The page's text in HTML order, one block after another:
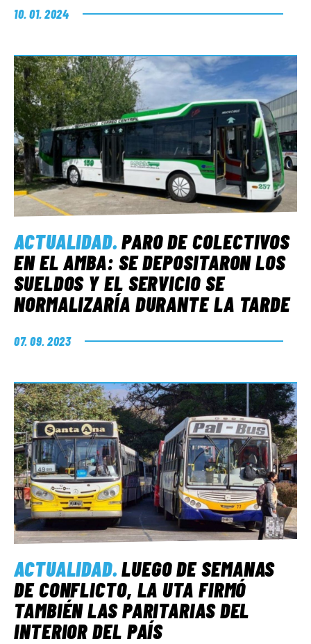
10. 01. 2024
ACTUALIDAD.PARO DE COLECTIVOS
EN EL AMBA: SE DEPOSITARON LOS
SUELDOS Y EL SERVICIO SE
NORMALIZARÍA DURANTE LA TARDE
07. 09. 2023
ACTUALIDAD.LUEGO DE SEMANAS
DE CONFLICTO, LA UTA FIRMÓ
TAMBIÉN LAS PARITARIAS DEL
INTERIOR DEL PAÍS